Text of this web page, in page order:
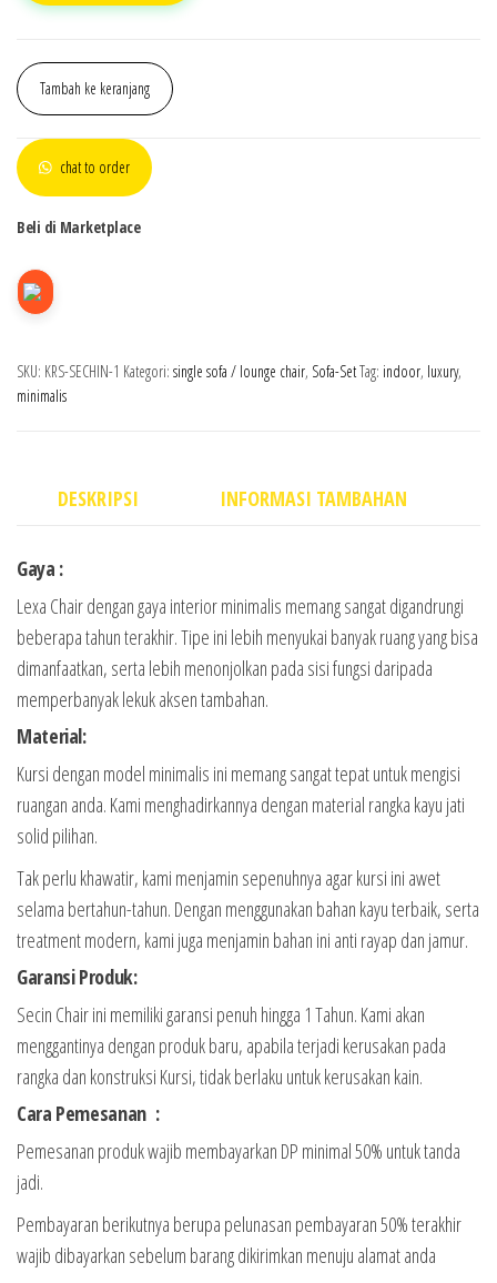
Tambah ke keranjang
chat to order
Beli di Marketplace
SKU: KRS-SECHIN-1 Kategori: single sofa / lounge chair, Sofa-SetTag: indoor, luxury,
minimalis
DESKRIPSI INFORMASI TAMBAHAN
Gaya :
Lexa Chair dengan gaya interior minimalis memang sangat digandrungi
beberapa tahun terakhir. Tipe ini lebih menyukai banyak ruang yang bisa
dimanfaatkan, serta lebih menonjolkan pada sisi fungsi daripada
memperbanyak lekuk aksen tambahan.
Material:
Kursi dengan model minimalis ini memang sangat tepat untuk mengisi
ruangan anda. Kami menghadirkannya dengan material rangka kayu jati
solid pilihan.
Tak perlu khawatir, kami menjamin sepenuhnya agar kursi ini awet
selama bertahun-tahun. Dengan menggunakan bahan kayu terbaik, serta
treatment modern, kami juga menjamin bahan ini anti rayap dan jamur.
Garansi Produk:
Secin Chair ini memiliki garansi penuh hingga 1 Tahun. Kami akan
menggantinya dengan produk baru, apabila terjadi kerusakan pada
rangka dan konstruksi Kursi, tidak berlaku untuk kerusakan kain.
Cara Pemesanan :
Pemesanan produk wajib membayarkan DP minimal 50% untuk tanda
jadi.
Pembayaran berikutnya berupa pelunasan pembayaran 50% terakhir
wajib dibayarkan sebelum barang dikirimkan menuju alamat anda